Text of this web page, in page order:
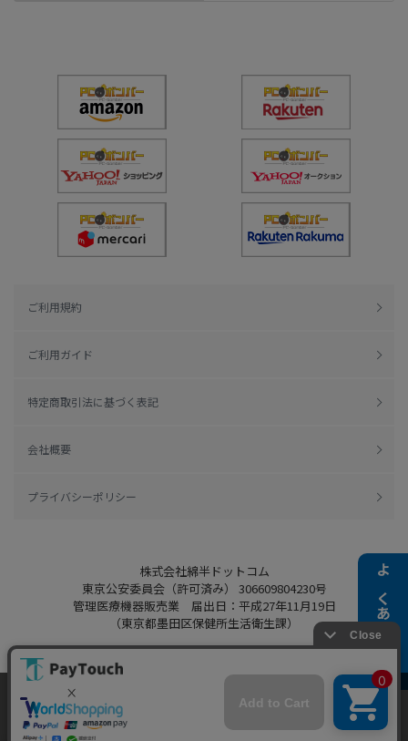
よくある質問
ご利用規約
ご利用ガイド
特定商取引法に基づく表記
会社概要
プライバシーポリシー
株式会社綿半ドットコム
東京公安委員会（許可済み） 306609804230号
管理医療機器販売業 届出日：平成27年11月19日
（東京都墨田区保健所生活衛生課）
Copyright 2022
Powered by Watahan Partners Co., Ltd.
当ウェブサイトでは、お客様により良いサービス
をご提供するため、クッキーを利用しています。
サイト利用を継続することにより、クッキーの使
同意する